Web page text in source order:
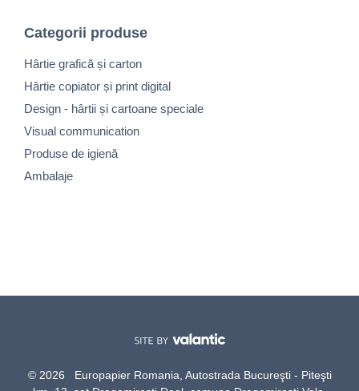
Categorii produse
Hârtie grafică și carton
Hârtie copiator și print digital
Design - hârtii și cartoane speciale
Visual communication
Produse de igienă
Ambalaje
© 2026 Europapier Romania, Autostrada Bucureşti - Piteşti